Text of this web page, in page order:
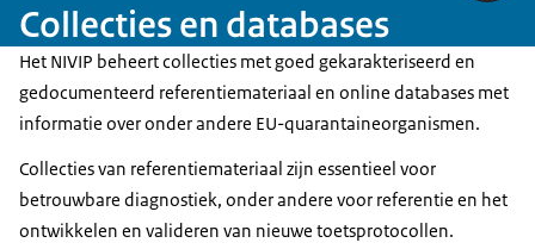
Collecties en databases
Het NIVIP beheert collecties met goed gekarakteriseerd en
gedocumenteerd referentiemateriaal en online databases met
informatie over onder andere EU-quarantaineorganismen.
Collecties van referentiemateriaal zijn essentieel voor
betrouwbare diagnostiek, onder andere voor referentie en het
ontwikkelen en valideren van nieuwe toetsprotocollen.